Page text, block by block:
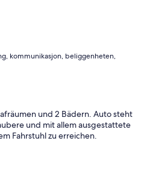
kommunikasjon, beliggenheten,
und 2 Bädern. Auto steht
und mit allem ausgestattete
Fahrstuhl zu erreichen.